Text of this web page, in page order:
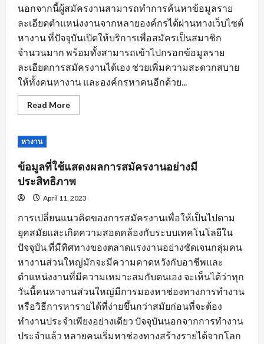
นอกจากนี้ผู้สมัครงานสามารถทำการค้นหาข้อมูลราย
ละเอียดตำแหน่งงานจากหลายองค์กรได้ผ่านทางเว็บไซต์
หางาน ที่ปัจจุบันเปิดให้บริการเพื่อสมัครเป็นสมาชิก
จำนวนมาก พร้อมทั้งสามารถเข้าไปกรอกข้อมูลราย
ละเอียดการสมัครงานได้เอง ช่วยเพิ่มความสะดวกสบาย
ให้ทั้งคนหางาน และองค์กรหาคนอีกด้วย...
Read MoreRead
more
สมัคร
งาน
พร้อม
คำ
แนะนำ
ปรับ
แต่ง
ข้อมูล
ใบ
สมัคร
หางาน
ข้อมูลที่ใช้แสดงผลการสมัครงานอย่างมี
ประสิทธิภาพ
April 11, 2023
การเปลี่ยนแนวคิดของการสมัครงานเพื่อให้เป็นไปตาม
ยุคสมัยและเกิดความสอดคล้องกับระบบเทคโนโลยีใน
ปัจจุบัน ที่มีทิศทางของตลาดแรงงานอย่างชัดเจนกลุ่มคน
หางานส่วนใหญ่มักจะมีความคาดหวังกับอาชีพและ
ตำแหน่งงานที่มีความเหมาะสมกับตนเอง จะเห็นได้ว่าทุก
วันนี้คนหางานส่วนใหญ่มีการมองหาช่องทางการทำงาน
หรือวิธีการหารายได้ที่ง่ายขึ้นกว่าสมัยก่อนที่จะต้อง
ทำงานประจำเพียงอย่างเดียว ปัจจุบันนอกจากการทำงาน
ประจำแล้ว หลายคนเริ่มหาช่องทางสร้างรายได้จากโลก